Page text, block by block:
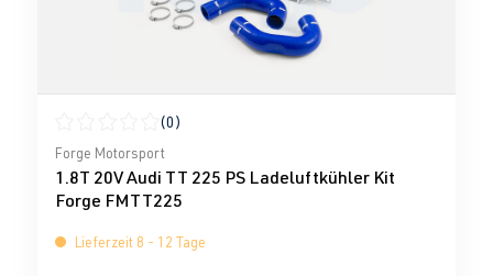
Durchschnittliche Bewertung von 0 von 5 Sternen
(0)
Forge Motorsport
1.8T 20V Audi TT 225 PS Ladeluftkühler Kit
Forge FMTT225
Lieferzeit 8 - 12 Tage